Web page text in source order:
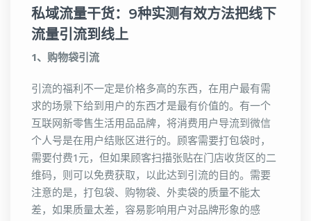
私域流量干货：9种实测有效方法把线下
流量引流到线上
1、购物袋引流
引流的福利不一定是价格多高的东西，在用户最有需
求的场景下给到用户的东西才是最有价值的。有一个
互联网新零售生活用品品牌，将消费用户导流到微信
个人号是在用户结账区进行的。顾客需要打包袋时，
需要付费1元，但如果顾客扫描张贴在门店收货区的二
维码，则可以免费获取，以此达到引流的目的。需要
注意的是，打包袋、购物袋、外卖袋的质量不能太
差，如果质量太差，容易影响用户对品牌形象的感